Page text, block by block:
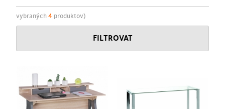
vybraných 4 produktov)
FILTROVAT